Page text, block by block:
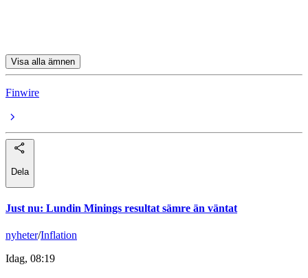
Visa alla ämnen
Finwire
Dela
Just nu: Lundin Minings resultat sämre än väntat
nyheter/Inflation
Idag, 08:19